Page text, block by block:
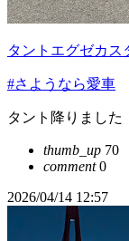
タントエグゼカス
#さようなら愛車
タント降りました
thumb_up 70
comment0
2026/04/14 12:57